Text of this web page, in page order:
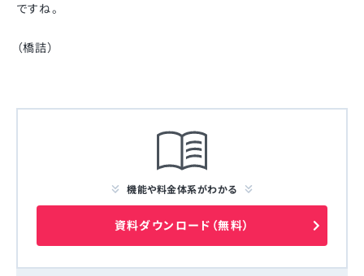
ですね。
（橋詰）
機能や料金体系がわかる
資料ダウンロード（無料）